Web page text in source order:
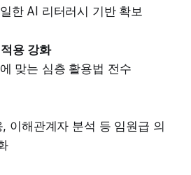
한 AI 리터러시 기반 확보
용 강화
맞는 심층 활용법 전수
이해관계자 분석 등 임원급 의